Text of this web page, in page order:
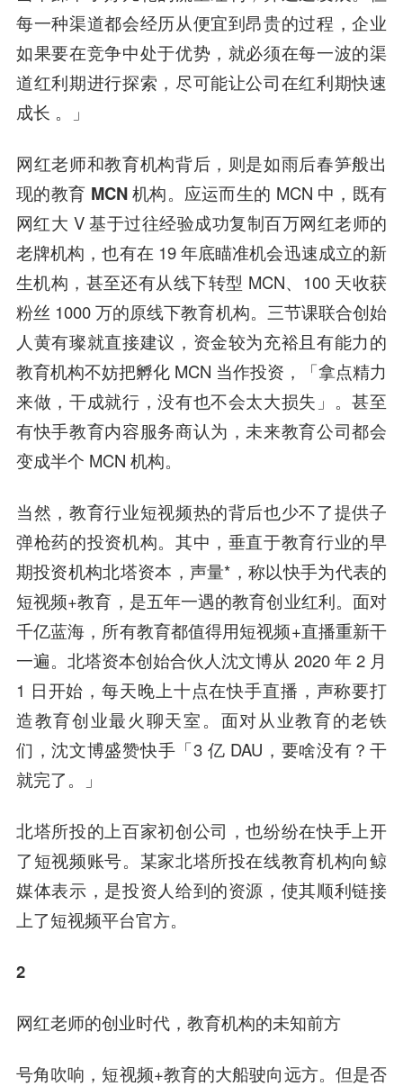
每一种渠道都会经历从便宜到昂贵的过程，企业
如果要在竞争中处于优势，就必须在每一波的渠
道红利期进行探索，尽可能让公司在红利期快速
成长 。」
网红老师和教育机构背后，则是如雨后春笋般出
现的教育 MCN 机构。 应运而生的 MCN 中，既有
网红大 V 基于过往经验成功复制百万网红老师的
老牌机构，也有在 19 年底瞄准机会迅速成立的新
生机构，甚至还有从线下转型 MCN、100 天收获
粉丝 1000 万的原线下教育机构。三节课联合创始
人黄有璨就直接建议，资金较为充裕且有能力的
教育机构不妨把孵化 MCN 当作投资，「拿点精力
来做，干成就行，没有也不会太大损失」。甚至
有快手教育内容服务商认为，未来教育公司都会
变成半个 MCN 机构。
当然，教育行业短视频热的背后也少不了提供子
弹枪药的投资机构。 其中，垂直于教育行业的早
期投资机构北塔资本，声量*，称以快手为代表的
短视频+教育，是五年一遇的教育创业红利。面对
千亿蓝海，所有教育都值得用短视频+直播重新干
一遍。北塔资本创始合伙人沈文博从 2020 年 2 月
1 日开始，每天晚上十点在快手直播，声称要打
造教育创业最火聊天室。面对从业教育的老铁
们，沈文博盛赞快手「3 亿 DAU，要啥没有？干
就完了。」
北塔所投的上百家初创公司，也纷纷在快手上开
了短视频账号。某家北塔所投在线教育机构向鲸
媒体表示，是投资人给到的资源，使其顺利链接
上了短视频平台官方。
2
网红老师的创业时代，教育机构的未知前方
号角吹响，短视频+教育的大船驶向远方。但是否